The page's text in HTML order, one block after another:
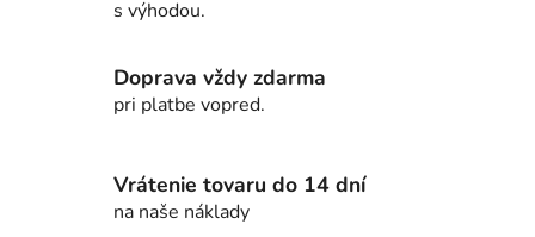
s výhodou.
Doprava vždy zdarma
pri platbe vopred.
Vrátenie tovaru do 14 dní
na naše náklady